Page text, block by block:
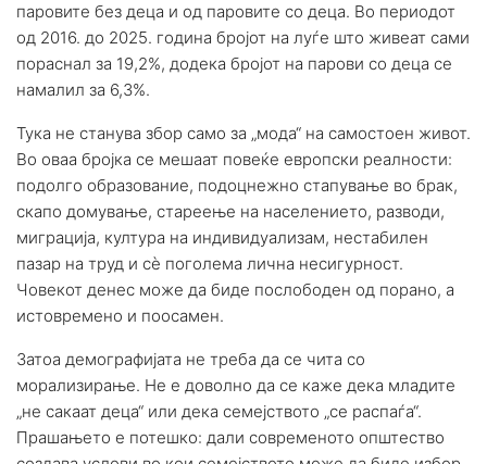
паровите без деца и од паровите со деца. Во периодот
од 2016. до 2025. година бројот на луѓе што живеат сами
пораснал за 19,2%, додека бројот на парови со деца се
намалил за 6,3%.
Тука не станува збор само за „мода“ на самостоен живот.
Во оваа бројка се мешаат повеќе европски реалности:
подолго образование, подоцнежно стапување во брак,
скапо домување, стареење на населението, разводи,
миграција, култура на индивидуализам, нестабилен
пазар на труд и сè поголема лична несигурност.
Човекот денес може да биде послободен од порано, а
истовремено и поосамен.
Затоа демографијата не треба да се чита со
морализирање. Не е доволно да се каже дека младите
„не сакаат деца“ или дека семејството „се распаѓа“.
Прашањето е потешко: дали современото општество